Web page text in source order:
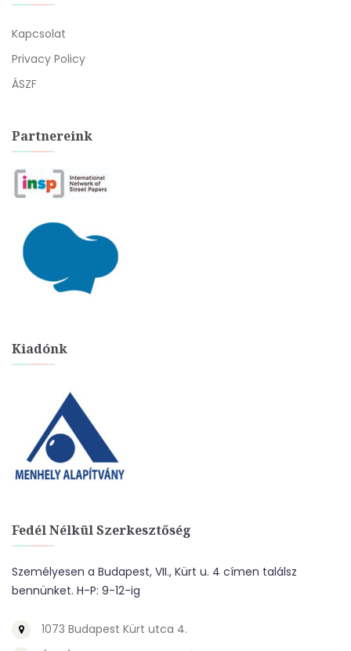
Kapcsolat
Privacy Policy
ÁSZF
Partnereink
Kiadónk
Fedél Nélkül Szerkesztőség
Személyesen a Budapest, VII., Kürt u. 4 címen találsz
bennünket. H-P: 9-12-ig
1073 Budapest Kürt utca 4.